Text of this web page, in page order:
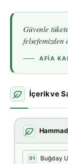
Güvenle
felsefemizden
AFIA
İçerik ve
01 Buğday